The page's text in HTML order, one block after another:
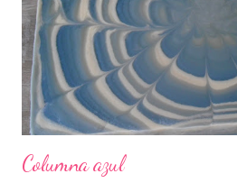
Columna azul